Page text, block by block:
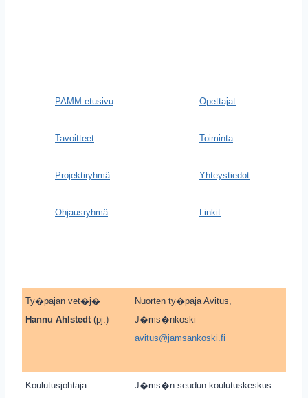
PAMM etusivu Opettajat
Tavoitteet Toiminta
Projektiryhmä Yhteystiedot
Ohjausryhmä Linkit
Ty�pajan vet�j�
Hannu Ahlstedt(pj.)
Nuorten ty�paja Avitus,
J�ms�nkoski
avitus@jamsankoski.fi
Koulutusjohtaja
J�ms�n seudun koulutuskeskus